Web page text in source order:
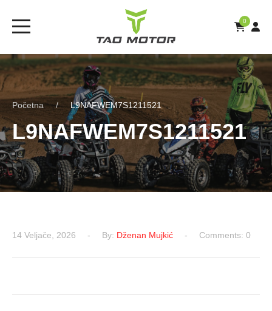
0
Početna L9NAFWEM7S1211521
L9NAFWEM7S1211521
14 Veljače, 2026 By: Dženan Mujkić Comments: 0